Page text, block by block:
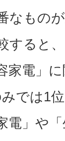
なもの
すると
家電」
では1
電」や